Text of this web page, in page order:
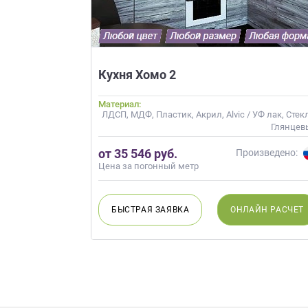
Кухня Хомо 2
Материал:
ЛДСП, МДФ, Пластик, Акрил, Alvic / УФ лак,
от 35 546 руб.
Цена за погонный метр
Произведено:
БЫСТРАЯ ЗАЯВКА ОНЛАЙН РАСЧЕТ